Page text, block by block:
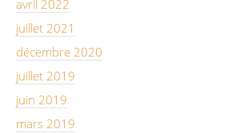
avril 2022
juillet 2021
décembre 2020
juillet 2019
juin 2019
mars 2019